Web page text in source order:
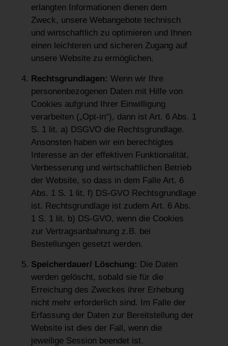
erlangten Informationen dienen dem
Zweck, unsere Webangebote technisch
und wirtschaftlich zu optimieren und Ihnen
einen leichteren und sicheren Zugang auf
unsere Website zu ermöglichen.
Rechtsgrundlagen: Wenn wir Ihre
personenbezogenen Daten mit Hilfe von
Cookies aufgrund Ihrer Einwilligung
verarbeiten („Opt-in“), dann ist Art. 6 Abs. 1
S. 1 lit. a) DSGVO die Rechtsgrundlage.
Ansonsten haben wir ein berechtigtes
Interesse an der effektiven Funktionalität,
Verbesserung und wirtschaftlichen Betrieb
der Website, so dass in dem Falle Art. 6
Abs. 1 S. 1 lit. f) DS-GVO Rechtsgrundlage
ist. Rechtsgrundlage ist zudem Art. 6 Abs.
1 S. 1 lit. b) DS-GVO, wenn die Cookies
zur Vertragsanbahnung z.B. bei
Bestellungen gesetzt werden.
Speicherdauer/ Löschung: Die Daten
werden gelöscht, sobald sie für die
Erreichung des Zweckes ihrer Erhebung
nicht mehr erforderlich sind. Im Falle der
Erfassung der Daten zur Bereitstellung der
Website ist dies der Fall, wenn die
jeweilige Session beendet ist.